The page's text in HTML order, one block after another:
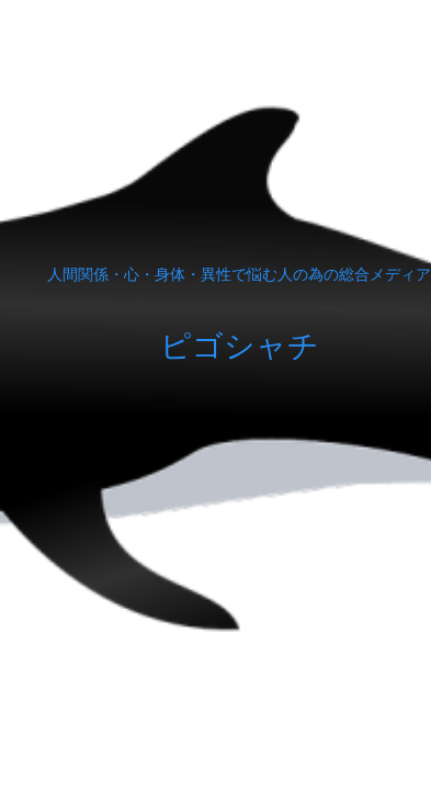
人間関係・心・身体・異性で悩む人の為の総合メディア
ピゴシャチ